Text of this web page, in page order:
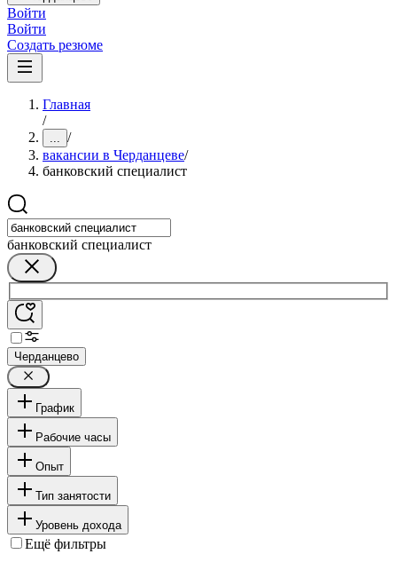
Войти
Войти
Создать резюме
Главная
/
... /
вакансии в Черданцеве/
банковский специалист
банковский специалист
Черданцево
График
Рабочие часы
Опыт
Тип занятости
Уровень дохода
Ещё фильтры